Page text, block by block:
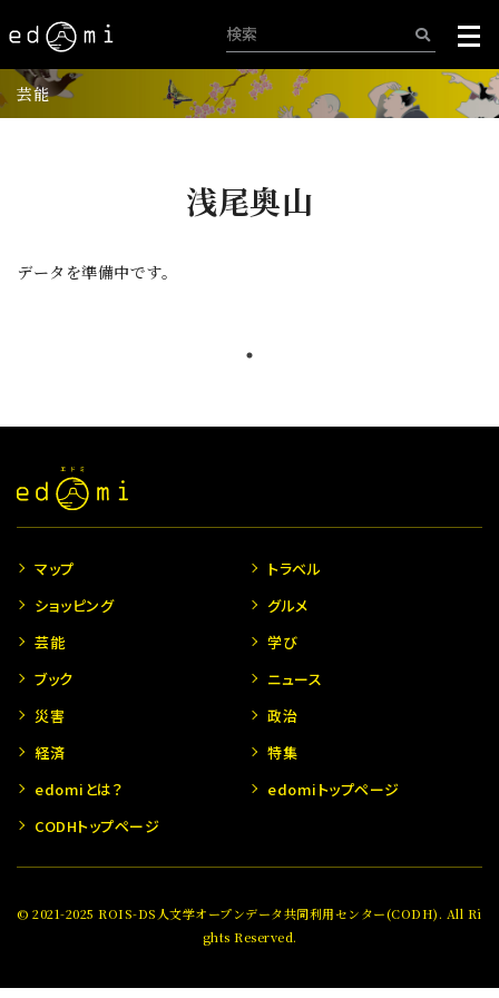
芸能
浅尾奥山
データを準備中です。
マップ
トラベル
ショッピング
グルメ
芸能
学び
ブック
ニュース
災害
政治
経済
特集
edomiとは？
edomiトップページ
CODHトップページ
© 2021-2025 ROIS-DS人文学オープンデータ共同利用センター(CODH). All Ri
ghts Reserved.